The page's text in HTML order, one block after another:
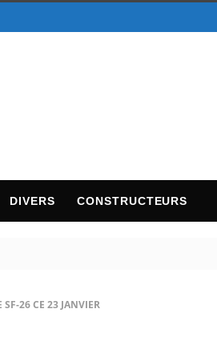
DIVERS CONSTRUCTEURS
26 CE 23 JANVIER